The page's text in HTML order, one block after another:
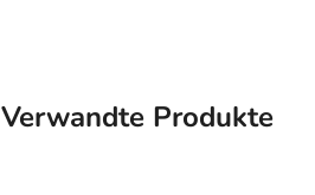
Verwandte Produkte